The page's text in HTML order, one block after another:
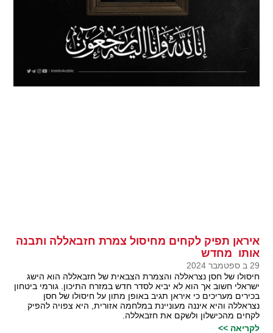
איראן תפיק לקחים מחיסול צמרת חזבאללה ותבנה
אותו מחדש
29 ב ספטמבר 2024
חיסולו של חסן נצראללה והצמרת הצבאית של חזבאללה הוא הישג
ישראלי חשוב אך הוא לא יביא לסדר חדש במזרח התיכון. גורמי ביטחון
בכירים מעריכים כי איראן תגיב באופן מתון על חיסולו של חסן
נצראללה והיא איננה מעוניינת במלחמה אזורית, היא צפויה להפיק
לקחים מהכישלון ולשקם את חזבאללה.
לקריאה >>